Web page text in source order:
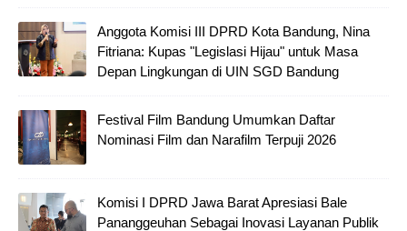
Anggota Komisi III DPRD Kota Bandung, Nina
Fitriana: Kupas "Legislasi Hijau" untuk Masa
Depan Lingkungan di UIN SGD Bandung
Festival Film Bandung Umumkan Daftar
Nominasi Film dan Narafilm Terpuji 2026
Komisi I DPRD Jawa Barat Apresiasi Bale
Pananggeuhan Sebagai Inovasi Layanan Publik